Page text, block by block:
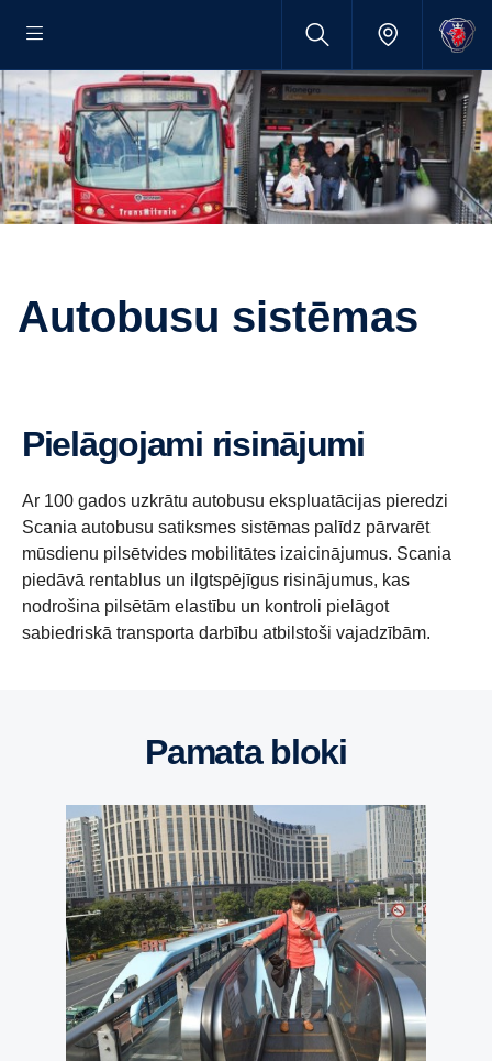
Autobusu sistēmas
Pielāgojami risinājumi
Ar 100 gados uzkrātu autobusu ekspluatācijas pieredzi
Scania autobusu satiksmes sistēmas palīdz pārvarēt
mūsdienu pilsētvides mobilitātes izaicinājumus. Scania
piedāvā rentablus un ilgtspējīgus risinājumus, kas
nodrošina pilsētām elastību un kontroli pielāgot
sabiedriskā transporta darbību atbilstoši vajadzībām.
Pamata bloki